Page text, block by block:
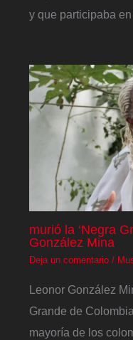
y que participaba
murió la ‘Negra
González Mina
Deja un comentario /
Leonor González
Grande de
mayoría de los